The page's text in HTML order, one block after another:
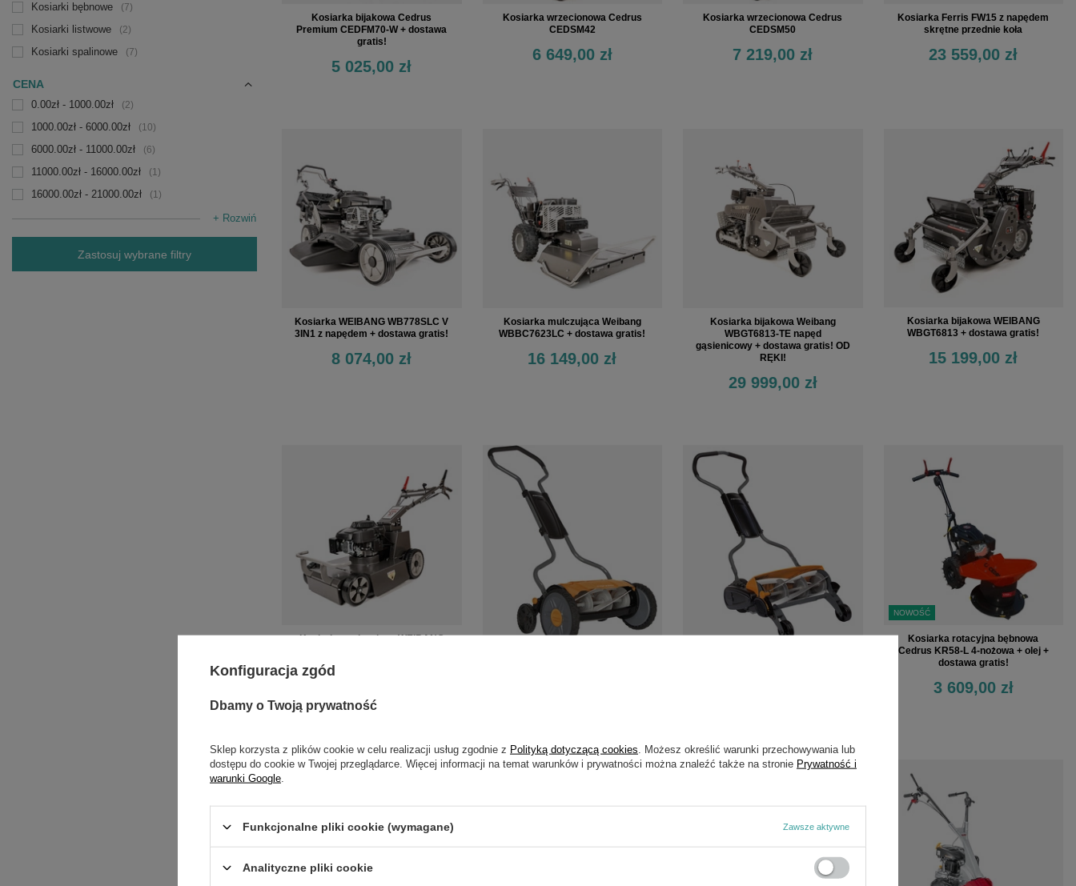
Kosiarki bębnowe 7
Kosiarki listwowe 2
Kosiarki spalinowe 7
CENA
0.00zł - 1000.00zł 2
1000.00zł - 6000.00zł 10
6000.00zł - 11000.00zł 6
11000.00zł - 16000.00zł 1
16000.00zł - 21000.00zł 1
+ Rozwiń
Zastosuj wybrane filtry
Kosiarka bijakowa Cedrus
Premium CEDFM70-W + dostawa
gratis!
5 025,00 zł
Kosiarka wrzecionowa Cedrus
CEDSM42
6 649,00 zł
Kosiarka wrzecionowa Cedrus
CEDSM50
7 219,00 zł
Kosiarka Ferris FW15 z napędem
skrętne przednie koła
23 559,00 zł
Kosiarka WEIBANG WB778SLC V
3IN1 z napędem + dostawa gratis!
8 074,00 zł
Kosiarka mulczująca Weibang
WBBC7623LC + dostawa gratis!
16 149,00 zł
Kosiarka bijakowa Weibang
WBGT6813-TE napęd
gąsienicowy + dostawa gratis! OD
RĘKI!
29 999,00 zł
Kosiarka bijakowa WEIBANG
WBGT6813 + dostawa gratis!
15 199,00 zł
Kosiarka mulczująca WEIBANG
4 749,00 zł
NOWOŚĆ
Kosiarka rotacyjna bębnowa
Cedrus KR58-L 4-nożowa + olej +
dostawa gratis!
3 609,00 zł
Konfiguracja zgód
Dbamy o Twoją prywatność
Sklep korzysta z plików cookie w celu realizacji usług zgodnie z Polityką dotyczącą cookies . Możesz określić warunki przechowywania lub
dostępu do cookie w Twojej przeglądarce. Więcej informacji na temat warunków i prywatności można znaleźć także na stronie Prywatność i
warunki Google
Funkcjonalne pliki cookie (wymagane) Zawsze aktywne
Analityczne pliki cookie